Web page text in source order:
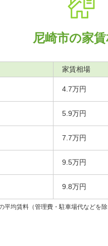
尼崎市の家
家賃相場
4.7万円
5.9万円
7.7万円
9.5万円
9.8万円
均賃料（管理費・駐車場代などを除